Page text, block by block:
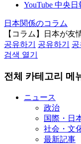
YouTube 中央
日本関係のコラム
【コラム】日本が友
공유하기
공유하기
공
검색 열기
전체 카테고리 메
ニュース
政治
国際・日
社会・文
最新記事